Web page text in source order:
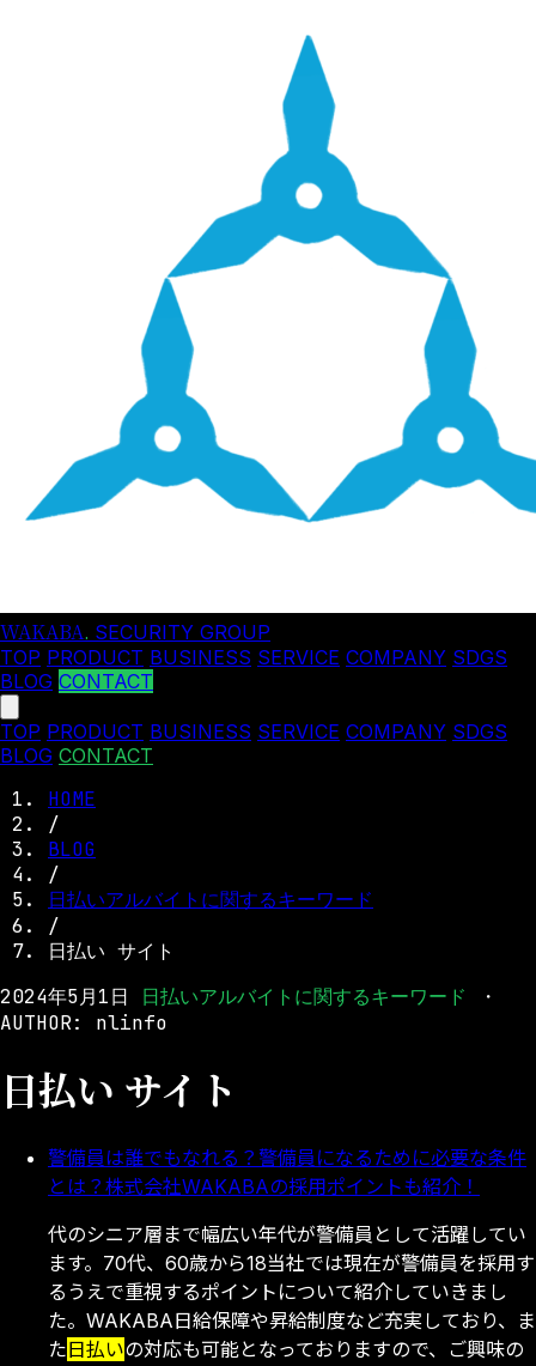
WAKABA. SECURITY GROUP
TOP PRODUCT BUSINESS SERVICE COMPANY SDGS
BLOG CONTACT
TOP PRODUCT BUSINESS SERVICE COMPANY SDGS
BLOG CONTACT
HOME
/
BLOG
/
日払いアルバイトに関するキーワード
/
日払い サイト
2024年5月1日
日払いアルバイトに関するキーワード
・
AUTHOR: nlinfo
日払い サイト
警備員は誰でもなれる？警備員になるために必要な条件
とは？株式会社WAKABAの採用ポイントも紹介！
代のシニア層まで幅広い年代が警備員として活躍してい
ます。70代、60歳から18当社では現在が警備員を採用す
るうえで重視するポイントについて紹介していきまし
た。WAKABA日給保障や昇給制度など充実しており、ま
た日払いの対応も可能となっておりますので、ご興味の